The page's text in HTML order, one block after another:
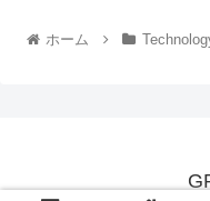
ホーム